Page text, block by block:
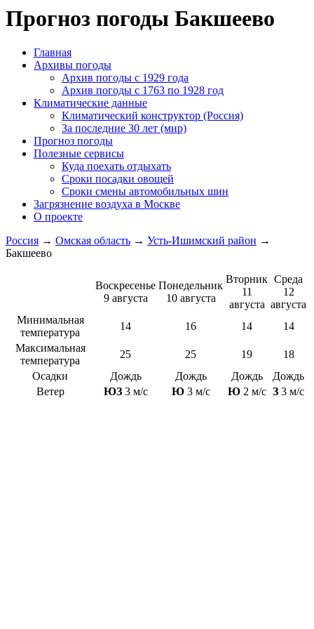
Прогноз погоды Бакшеево
Главная
Архивы погоды
Архив погоды c 1929 года
Архив погоды c 1763 по 1928 год
Климатические данные
Климатический конструктор (Россия)
За последние 30 лет (мир)
Прогноз погоды
Полезные сервисы
Куда поехать отдыхать
Сроки посадки овощей
Сроки смены автомобильных шин
Загрязнение воздуха в Москве
О проекте
Россия → Омская область → Усть-Ишимский район →
Бакшеево
Воскресенье
9 августа
Понедельник
10 августа
Вторник
11
августа
Среда
12
августа
Минимальная
температура
14 16 14
14
Максимальная
температура
25 25 19
18
Осадки
Дождь Дождь Дождь
Дождь
Ветер
ЮЗ3 м/с Ю3 м/с Ю2 м/с З 3 м/с